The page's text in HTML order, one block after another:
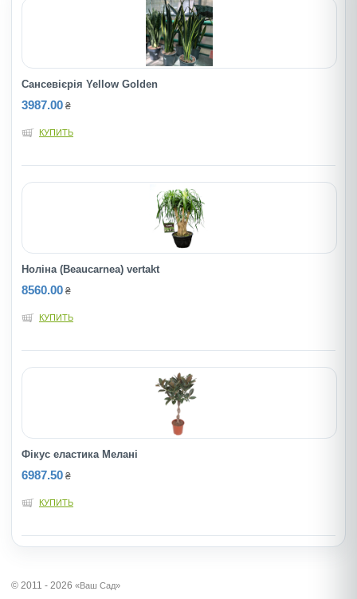
Сансевієрія Yellow Golden
3987.00 ₴
КУПИТЬ
Ноліна (Beaucarnea) vertakt
8560.00 ₴
КУПИТЬ
Фікус еластика Мелані
6987.50 ₴
КУПИТЬ
© 2011 - 2026 «Ваш Сад»